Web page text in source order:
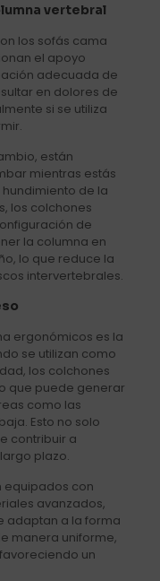
vertebral
los sofás cama
el apoyo
adecuada de
en dolores de
si se utiliza
están
mientras estás
de la
los colchones
de
la columna en
lo que reduce la
intervertebrales.
ergonómicos es la
se utilizan como
los colchones
que puede generar
como las
Esto no solo
contribuir a
plazo.
equipados con
avanzados,
adaptan a la forma
manera uniforme,
un